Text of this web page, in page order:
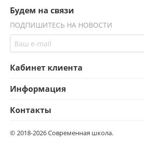
Будем на связи
ПОДПИШИТЕСЬ НА НОВОСТИ
Кабинет клиента
Информация
Контакты
© 2018-2026 Современная школа.